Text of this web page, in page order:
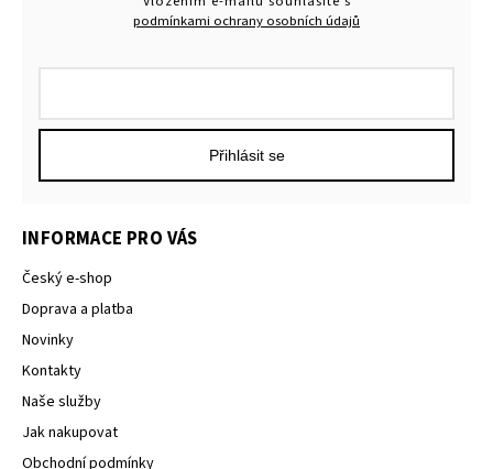
INFORMACE PRO VÁS
Český e-shop
Doprava a platba
Novinky
Kontakty
Naše služby
Jak nakupovat
Obchodní podmínky
podmínkami ochrany osobních údajů
Přihlásit se